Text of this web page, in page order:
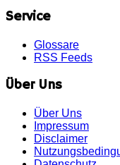
Service
Glossare
RSS Feeds
Über Uns
Über Uns
Impressum
Disclaimer